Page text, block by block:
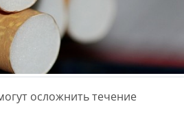
осложнить течение